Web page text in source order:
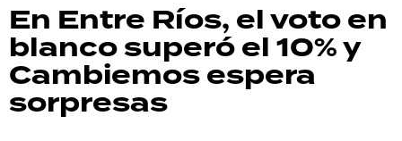
En Entre Ríos, el voto en
blanco superó el 10% y
Cambiemos espera
sorpresas
ACTUALIDAD
POLICIALES
ECONOMÍA